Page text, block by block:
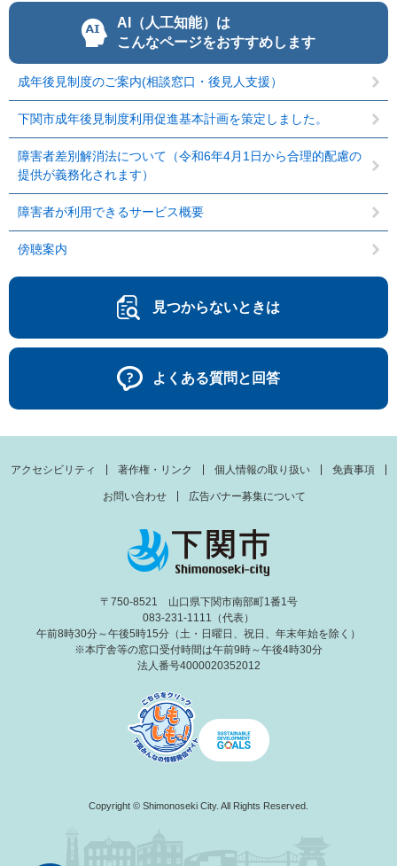
AI（人工知能）は
こんなページをおすすめします
成年後見制度のご案内(相談窓口・後見人支援）
下関市成年後見制度利用促進基本計画を策定しました。
障害者差別解消法について（令和6年4月1日から合理的配慮の
提供が義務化されます）
障害者が利用できるサービス概要
傍聴案内
見つからないときは
よくある質問と回答
アクセシビリティ 著作権・リンク 個人情報の取り扱い 免責事項
お問い合わせ 広告バナー募集について
〒750-8521 山口県下関市南部町1番1号
083-231-1111（代表）
午前8時30分～午後5時15分（土・日曜日、祝日、年末年始を除く）
※本庁舎等の窓口受付時間は午前9時～午後4時30分
法人番号4000020352012
Copyright © Shimonoseki City. All Rights Reserved.